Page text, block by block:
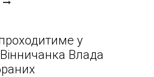
у
Влада